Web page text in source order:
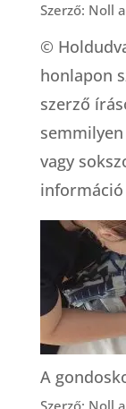
Szerző: Noll
©
honlapon
szerző
vagy
információ:
A